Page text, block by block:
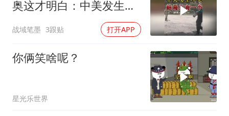
奥这才明白：中美发生冲
战域笔墨 3跟贴 打开APP
你俩笑啥呢？
星光乐世界